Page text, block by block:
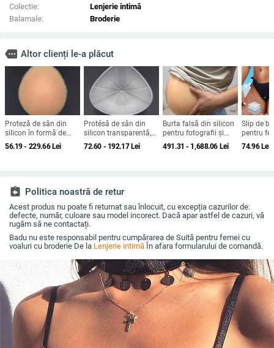
Colectie:
Lenjerie intimă
Balamale:
Broderie
more Altor clienți le-a plăcut
Proteză de sân din
silicon în formă de
picătură de apă pentru
augmentare,
56.19 - 229.66Lei
Protésă de sân din
silicon transparentă,
după mastectomie,
pentru înot și lenjerie
72.60 - 192.17Lei
Burta falsă din silicon
pentru fotografii și
filmări, proteză pentru
sarcină, burtă de bere
491.31 - 1,688.06 Lei
Slip de
pentru
joasă,
țesătură
74.96Lei
assignment_return Politica noastră de retur
Acest produs nu poate fi returnat sau înlocuit, cu excepția cazurilor de:
defecte, număr, culoare sau model incorect. Dacă apar astfel de cazuri, vă
rugăm să ne contactați.
Badu nu este responsabil pentru cumpărarea de Suită pentru femei cu
voaluri cu broderie De la Lenjerie intimă În afara formularului de comandă.